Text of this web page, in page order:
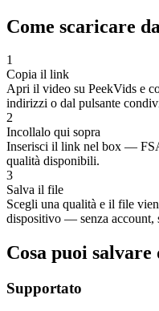
Come scaricare
1
Copia il link
Apri il video su PeekVids e
indirizzi o dal pulsante
2
Incollalo qui sopra
Inserisci il link nel box —
qualità disponibili.
3
Salva il file
Scegli una qualità e il file
dispositivo — senza account,
Cosa puoi salvare
Supportato